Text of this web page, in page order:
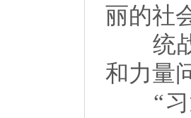
丽的社
统战
和力量
“习近